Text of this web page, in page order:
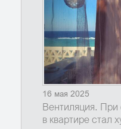
16 мая 2025
Вентиляция. При
в квартире стал